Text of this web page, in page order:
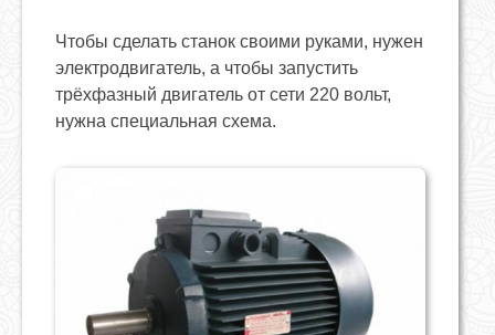
Чтобы сделать станок своими руками, нужен
электродвигатель, а чтобы запустить
трёхфазный двигатель от сети 220 вольт,
нужна специальная схема.